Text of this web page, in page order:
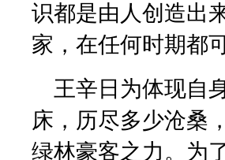
识都是由人创造出
家，在任何时期都
王辛日为体现自
床，历尽多少沧桑
绿林豪客之力。为